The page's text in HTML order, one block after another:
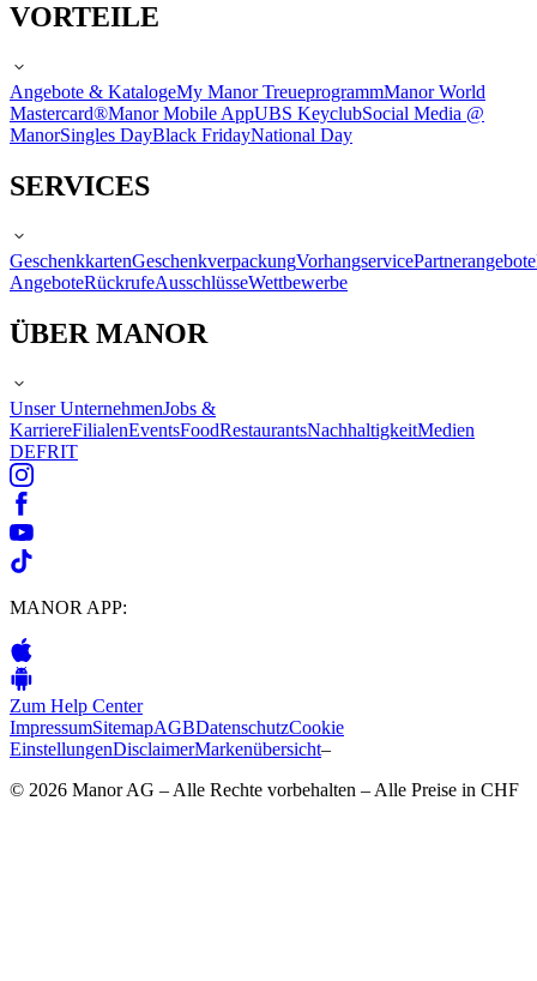
VORTEILE
Angebote & KatalogeMy Manor TreueprogrammManor World
Mastercard®Manor Mobile AppUBS KeyclubSocial Media @
ManorSingles DayBlack FridayNational Day
SERVICES
GeschenkkartenGeschenkverpackungVorhangservicePartnerangebote
AngeboteRückrufeAusschlüsseWettbewerbe
ÜBER MANOR
Unser UnternehmenJobs &
KarriereFilialenEventsFoodRestaurantsNachhaltigkeitMedien
DEFRIT
MANOR APP:
Zum Help Center
ImpressumSitemapAGBDatenschutzCookie
EinstellungenDisclaimerMarkenübersicht–
© 2026 Manor AG – Alle Rechte vorbehalten – Alle Preise in CHF